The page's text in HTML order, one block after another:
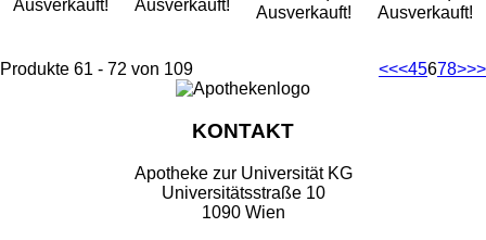
Ausverkauft!
Ausverkauft!
Ausverkauft!
Ausverkauft!
<<<45678>>>
Produkte 61 - 72 von 109
KONTAKT
Apotheke zur Universität KG
Universitätsstraße 10
1090 Wien